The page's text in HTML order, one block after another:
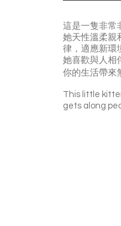
這是一隻非常
她天性溫柔親
律，適應新環
她喜歡與人相
你的生活帶來
This little
gets along